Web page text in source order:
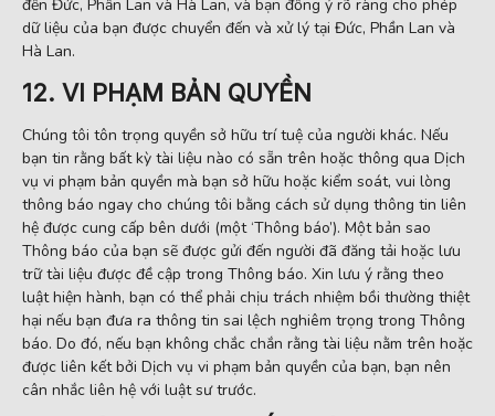
đến Đức, Phần Lan và Hà Lan, và bạn đồng ý rõ ràng cho phép
dữ liệu của bạn được chuyển đến và xử lý tại Đức, Phần Lan và
Hà Lan.
12. VI PHẠM BẢN QUYỀN
Chúng tôi tôn trọng quyền sở hữu trí tuệ của người khác. Nếu
bạn tin rằng bất kỳ tài liệu nào có sẵn trên hoặc thông qua Dịch
vụ vi phạm bản quyền mà bạn sở hữu hoặc kiểm soát, vui lòng
thông báo ngay cho chúng tôi bằng cách sử dụng thông tin liên
hệ được cung cấp bên dưới (một ‘Thông báo’). Một bản sao
Thông báo của bạn sẽ được gửi đến người đã đăng tải hoặc lưu
trữ tài liệu được đề cập trong Thông báo. Xin lưu ý rằng theo
luật hiện hành, bạn có thể phải chịu trách nhiệm bồi thường thiệt
hại nếu bạn đưa ra thông tin sai lệch nghiêm trọng trong Thông
báo. Do đó, nếu bạn không chắc chắn rằng tài liệu nằm trên hoặc
được liên kết bởi Dịch vụ vi phạm bản quyền của bạn, bạn nên
cân nhắc liên hệ với luật sư trước.